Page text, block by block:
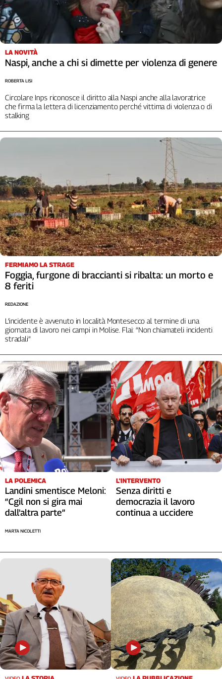
Liguria
Lombardia
Marche
Piemonte
Puglia
Sardegna
Sicilia
Trentino
Umbria
Valle
Archivio
Storico
1955-
2014
Cerca
Contatti
Newsletter
Social
LA NOVITÀ
Naspi, anche a chi si dimette per violenza di genere
Circolare Inps riconosce il diritto alla Naspi anche alla lavoratrice
che firma la lettera di licenziamento perché vittima di violenza o di
stalking
ROBERTA LISI
FERMIAMO LA STRAGE
Foggia, furgone di braccianti si ribalta: un morto e
8 feriti
L’incidente è avvenuto in località Montesecco al termine di una
giornata di lavoro nei campi in Molise. Flai: “Non chiamateli incidenti
stradali”
REDAZIONE
LA POLEMICA
Landini smentisce Meloni:
“Cgil non si gira mai
dall'altra parte”
MARTA NICOLETTI
L'INTERVENTO
Senza diritti e
democrazia il lavoro
continua a uccidere